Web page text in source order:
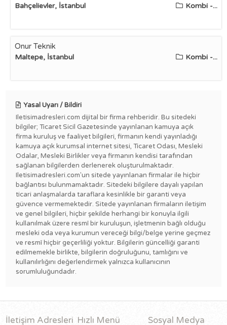
Bahçelievler, İstanbul Kombi -...
Onur Teknik
Maltepe, İstanbul Kombi -...
Yasal Uyarı / Bildiri
Iletisimadresleri.com dijital bir firma rehberidir. Bu sitedeki
bilgiler; Ticaret Sicil Gazetesinde yayınlanan kamuya açık
firma kuruluş ve faaliyet bilgileri, firmanın kendi yayınladığı
kamuya açık kurumsal internet sitesi, Ticaret Odası, Mesleki
Odalar, Mesleki Birlikler veya firmanın kendisi tarafından
sağlanan bilgilerden derlenerek oluşturulmaktadır.
Iletisimadresleri.com'un sitede yayınlanan firmalar ile hiçbir
bağlantısı bulunmamaktadır. Sitedeki bilgilere dayalı yapılan
ticari anlaşmalarda taraflara kesinlikle bir garanti veya
güvence vermemektedir. Sitede yayınlanan firmaların iletişim
ve genel bilgileri, hiçbir şekilde herhangi bir konuyla ilgili
kullanılmak üzere resmî bir kuruluşun, işletmenin bağlı olduğu
mesleki oda veya kurumun vereceği bilgi/belge yerine geçmez
ve resmî hiçbir geçerliliği yoktur. Bilgilerin güncelliği garanti
edilmemekle birlikte, bilgilerin doğruluğunu, tamlığını ve
kullanılırlığını değerlendirmek yalnızca kullanıcının
sorumluluğundadır.
İletişim Adresleri Hızlı Menü Sosyal Medya